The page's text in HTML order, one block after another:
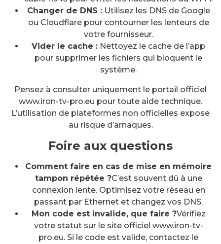
Changer de DNS :Utilisez les DNS de Google
ou Cloudflare pour contourner les lenteurs de
votre fournisseur.
Vider le cache : Nettoyez le cache de l’app
pour supprimer les fichiers qui bloquent le
système.
Pensez à consulter uniquement le portail officiel
www.iron-tv-pro.eu pour toute aide technique.
L’utilisation de plateformes non officielles expose
au risque d’arnaques.
Foire aux questions
Comment faire en cas de mise en mémoire
tampon répétée ?C’est souvent dû à une
connexion lente. Optimisez votre réseau en
passant par Ethernet et changez vos DNS.
Mon code est invalide, que faire ?Vérifiez
votre statut sur le site officiel www.iron-tv-
pro.eu. Si le code est valide, contactez le